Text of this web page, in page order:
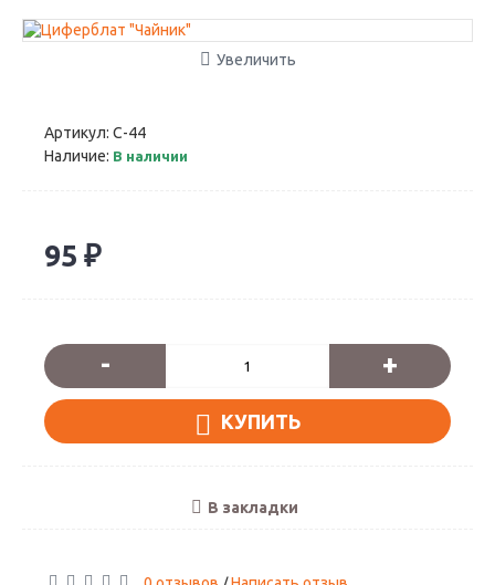
Увеличить
Артикул: C-44
Наличие: В наличии
95 ₽
- +
КУПИТЬ
В закладки